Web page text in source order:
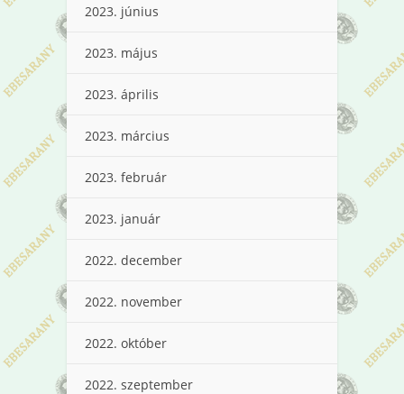
2023. június
2023. május
2023. április
2023. március
2023. február
2023. január
2022. december
2022. november
2022. október
2022. szeptember